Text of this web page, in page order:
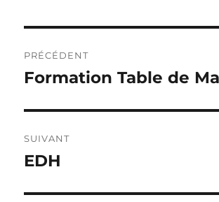
de
PRÉCÉDENT
Publication
Formation Table de
SUIVANT
Publication
EDH